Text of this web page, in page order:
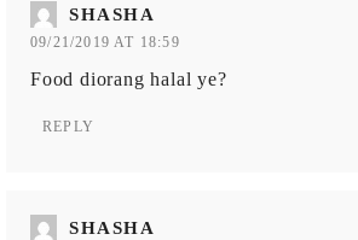
SHASHA
09/21/2019 AT 18:59
Food diorang halal ye?
REPLY
SHASHA